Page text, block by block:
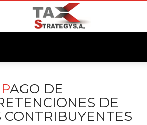
PAGO DE
DE
CONTRIBUYENTES